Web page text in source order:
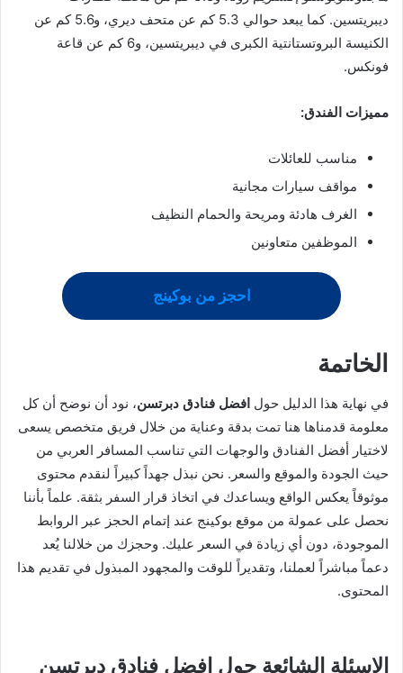
ديبريتسين. كما يبعد حوالي 5.3 كم عن متحف ديري، و5.6 كم عن
الكنيسة البروتستانتية الكبرى في ديبريتسين، و6 كم عن قاعة
فونكس.
مميزات الفندق:
مناسب للعائلات
مواقف سيارات مجانية
الغرف هادئة ومريحة والحمام النظيف
الموظفين متعاونين
احجز من بوكينج
الخاتمة
في نهاية هذا الدليل حول افضل فنادق دبرتسن، نود أن نوضح أن كل
معلومة قدمناها هنا تمت بدقة وعناية من خلال فريق متخصص يسعى
لاختيار أفضل الفنادق والوجهات التي تناسب المسافر العربي من
حيث الجودة والموقع والسعر. نحن نبذل جهداً كبيراً لنقدم محتوى
موثوقاً يعكس الواقع ويساعدك في اتخاذ قرار السفر بثقة. علماً بأننا
نحصل على عمولة من موقع بوكينج عند إتمام الحجز عبر الروابط
الموجودة، دون أي زيادة في السعر عليك. وحجزك من خلالنا يُعد
دعماً مباشراً لعملنا، وتقديراً للوقت والمجهود المبذول في تقديم هذا
المحتوى.
الاسئلة الشائعة حول افضل فنادق دبرتسن